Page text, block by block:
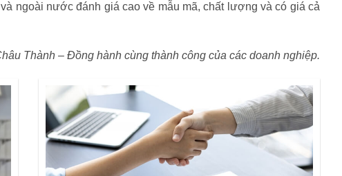
ngoài nước đánh giá cao về mẫu mã, chất lượng và có giá cả
Thành – Đồng hành cùng thành công của các doanh nghiệp.